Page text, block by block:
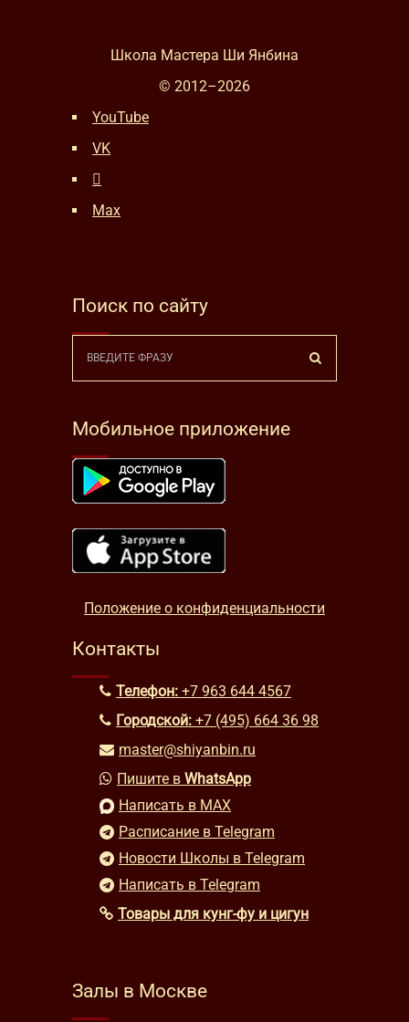
Школа Мастера Ши Янбина
© 2012–2026
YouTube
VK
Max
Поиск по сайту
Мобильное приложение
Положение о конфиденциальности
Контакты
Телефон: +7 963 644 4567
Городской: +7 (495) 664 36 98
master@shiyanbin.ru
Пишите в WhatsApp
Написать в MAX
Расписание в Telegram
Новости Школы в Telegram
Написать в Telegram
Товары для кунг-фу и цигун
Залы в Москве